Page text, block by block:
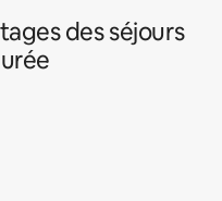
des séjours